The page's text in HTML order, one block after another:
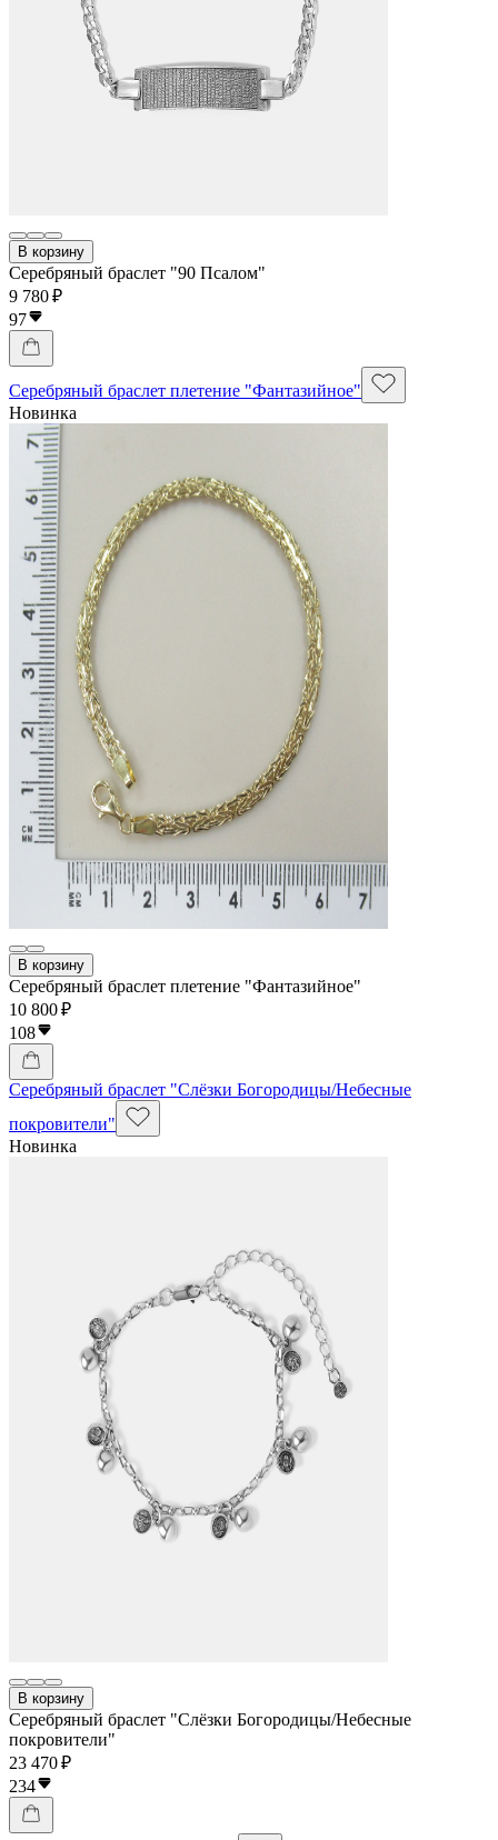
В корзину
Серебряный браслет "90 Псалом"
9 780 ₽
97
Серебряный браслет плетение "Фантазийное"
Новинка
В корзину
Серебряный браслет плетение "Фантазийное"
10 800 ₽
108
Серебряный браслет "Слёзки Богородицы/Небесные
покровители"
Новинка
В корзину
Серебряный браслет "Слёзки Богородицы/Небесные
покровители"
23 470 ₽
234